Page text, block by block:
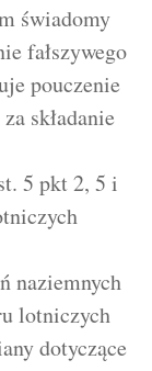
świadomy
fałszywego
pouczenie
składanie
5 pkt 2, 5 i
naziemnych
lotniczych
dotyczące